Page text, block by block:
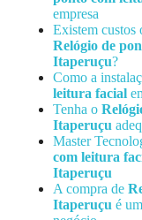
empresa
Existem custos
Relógio de
Itaperuçu?
Como a
leitura facial
Tenha o
Itaperuçu
Master
com leitura
Itaperuçu
A compra de
Itaperuçu é